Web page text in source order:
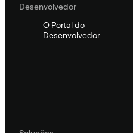
Desenvolvedor
O Portal do
Desenvolvedor